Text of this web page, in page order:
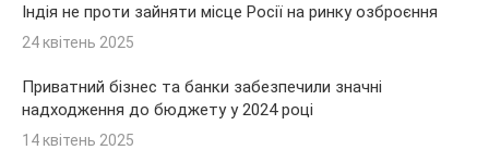
Індія не проти зайняти місце Росії на ринку озброєння
24 квітень 2025
Приватний бізнес та банки забезпечили значні
надходження до бюджету у 2024 році
14 квітень 2025